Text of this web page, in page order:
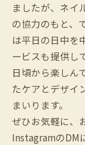
ましたが、ネイ
の協力のもと、
は平日の日中を
ービスも提供し
日頃から楽しん
たケアとデザイ
まいります。
ぜひお気軽に、
InstagramのDM